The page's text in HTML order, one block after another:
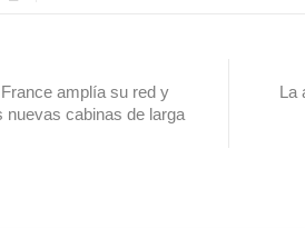
amplía su red y
nuevas cabinas de larga
La